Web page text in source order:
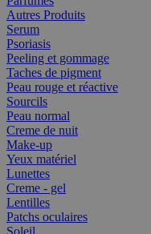
Autres Produits
Serum
Psoriasis
Peeling et gommage
Taches de pigment
Peau rouge et réactive
Sourcils
Peau normal
Creme de nuit
Make-up
Yeux matériel
Lunettes
Creme - gel
Lentilles
Patchs oculaires